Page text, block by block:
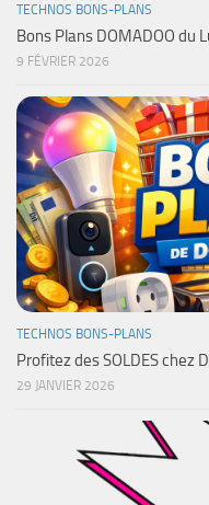
TECHNOS BONS-PLANS
Bons Plans DOMADOO du
9 FÉVRIER 2026
TECHNOS BONS-PLANS
Profitez des SOLDES chez
29 JANVIER 2026